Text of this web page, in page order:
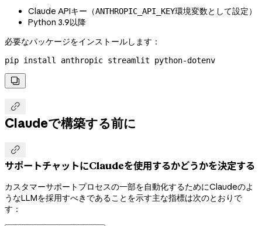
Claude APIキー（ANTHROPIC_API_KEY環境変数として設定）
Python 3.9以降
必要なパッケージをインストールします：
pip install anthropic streamlit python-dotenv


Claudeで構築する前に

サポートチャットにClaudeを使用するかどうかを決定する
カスタマーサポートプロセスの一部を自動化するためにClaudeのよ
うなLLMを採用すべきであることを示す主な指標は次のとおりで
す：